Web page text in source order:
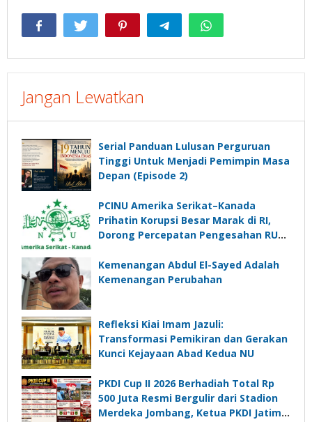
Jangan Lewatkan
Serial Panduan Lulusan Perguruan
Tinggi Untuk Menjadi Pemimpin Masa
Depan (Episode 2)
PCINU Amerika Serikat–Kanada
Prihatin Korupsi Besar Marak di RI,
Dorong Percepatan Pengesahan RUU
Kemenangan Abdul El-Sayed Adalah
Kemenangan Perubahan
Refleksi Kiai Imam Jazuli:
Transformasi Pemikiran dan Gerakan
Kunci Kejayaan Abad Kedua NU
PKDI Cup II 2026 Berhadiah Total Rp
500 Juta Resmi Bergulir dari Stadion
Merdeka Jombang, Ketua PKDI Jatim: